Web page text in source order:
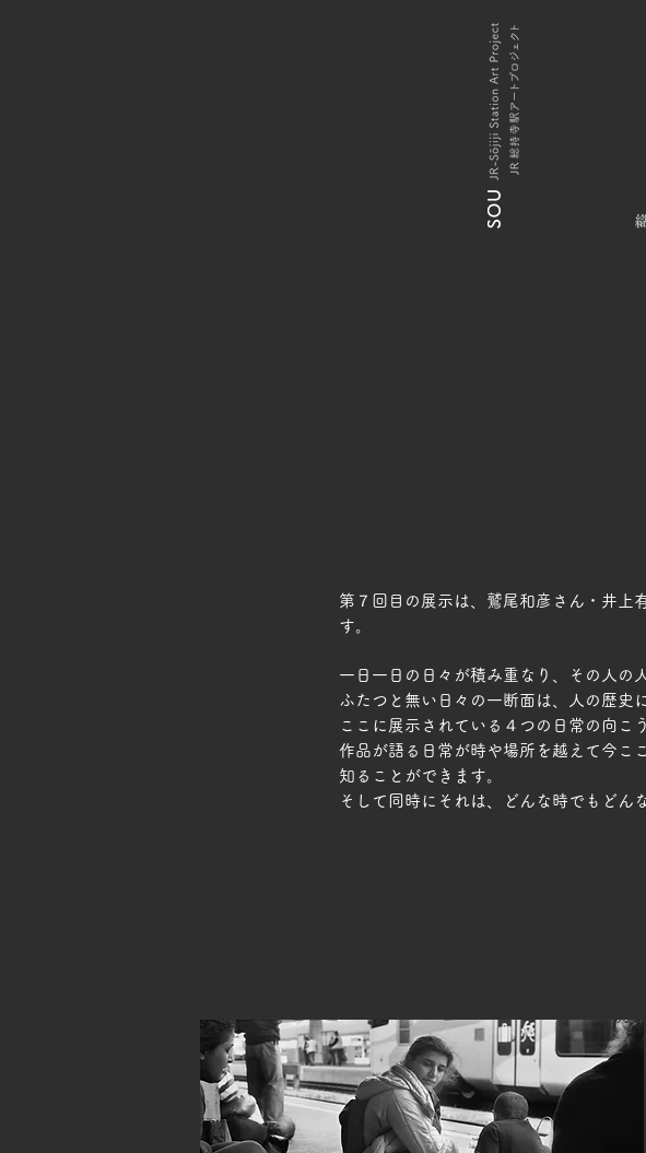
第７回目の展示は、鷲尾和彦さん・井上
す。
一日一日の日々が積み重なり、その人の
ふたつと無い日々の一断面は、人の歴史
ここに展示されている４つの日常の向こ
作品が語る日常が時や場所を越えて今こ
知ることができます。
そして同時にそれは、どんな時でもどん